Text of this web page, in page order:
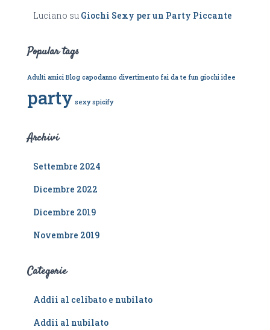
Luciano su Giochi Sexy per un Party Piccante
Popular tags
Adulti amici Blog capodanno divertimento fai da te fun giochi idee
party sexy spicify
Archivi
Settembre 2024
Dicembre 2022
Dicembre 2019
Novembre 2019
Categorie
Addii al celibato e nubilato
Addii al nubilato